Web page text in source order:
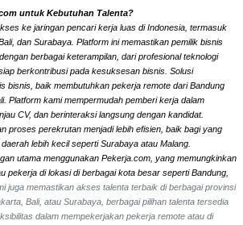
untuk Kebutuhan Talenta?
ke jaringan pencari kerja luas di Indonesia, termasuk
dan Surabaya. Platform ini memastikan pemilik bisnis
berbagai keterampilan, dari profesional teknologi
berkontribusi pada kesuksesan bisnis. Solusi
bisnis, baik membutuhkan pekerja remote dari Bandung
Platform kami mempermudah pemberi kerja dalam
CV, dan berinteraksi langsung dengan kandidat.
proses perekrutan menjadi lebih efisien, baik bagi yang
lebih kecil seperti Surabaya atau Malang.
utama menggunakan Pekerja.com, yang memungkinkan
pekerja di lokasi di berbagai kota besar seperti Bandung,
juga memastikan akses talenta terbaik di berbagai provinsi
Bali, atau Surabaya, berbagai pilihan talenta tersedia
dalam mempekerjakan pekerja remote atau di